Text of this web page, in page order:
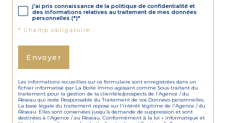
j'ai pris connaissance de la politique de confidentialité et
des informations relatives au traitement de mes données
personnelles (*)*
* Champ obligatoire
Envoyer
Les informations recueillies sur ce formulaire sont enregistrées dans un
fichier informatisé par La Boite Immo agissant comme Sous-traitant du
traitement pour la gestion de la clientèle/prospects de l'Agence / du
Réseau qui reste Responsable du Traitement de vos Données personnelles.
La base légale du traitement repose sur l'intérêt légitime de l'Agence / du
Réseau. Elles sont conservées jusqu'à demande de suppression et sont
destinées à l'Agence / au Réseau. Conformément à la loi « informatique et